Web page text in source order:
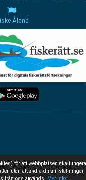
för att webbplatsen ska fungera
utan att ändra dina inställningar,
från oss används.
Mer info...
Åland